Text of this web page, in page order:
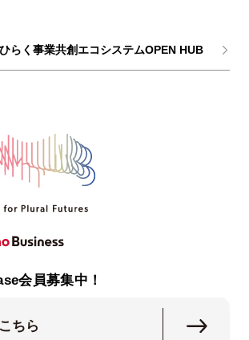
らく事業共創エコシステムOPEN HUB
会員募集中！
ちら